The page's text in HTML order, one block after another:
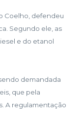
Coelho, defendeu
Segundo ele, as
e do etanol
demandada
que pela
A regulamentação